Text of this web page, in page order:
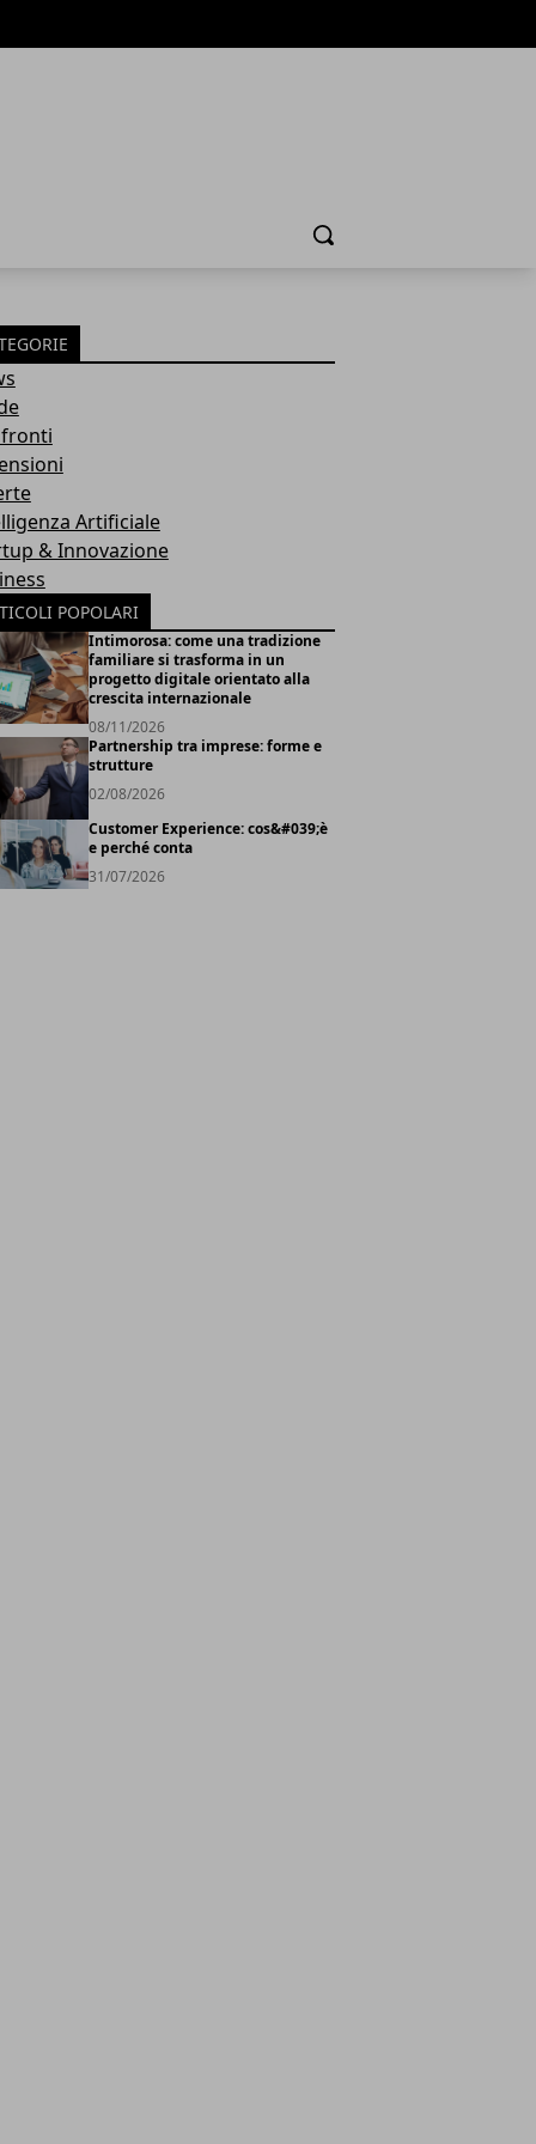
Cerca
Artificiale
& Innovazione
POPOLARI
Intimorosa: come una tradizione
familiare si trasforma in un
progetto digitale orientato alla
crescita internazionale
08/11/2026
Partnership tra imprese: forme e
strutture
02/08/2026
Customer Experience: cos&#039;è
e perché conta
31/07/2026